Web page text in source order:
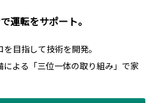
運転をサポート。
目指して技術を開発。
よる「三位一体の取り組み」で家